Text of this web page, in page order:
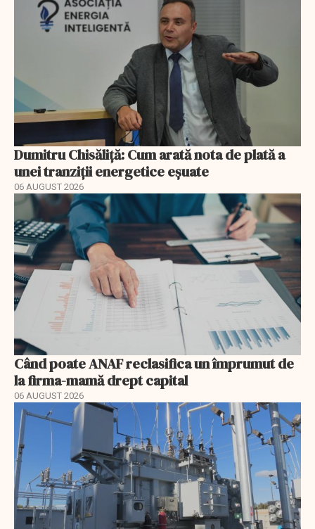
Dumitru Chisăliță: Cum arată nota de plată a
unei tranziții energetice eșuate
06 AUGUST 2026
Când poate ANAF reclasifica un împrumut de
la firma-mamă drept capital
06 AUGUST 2026